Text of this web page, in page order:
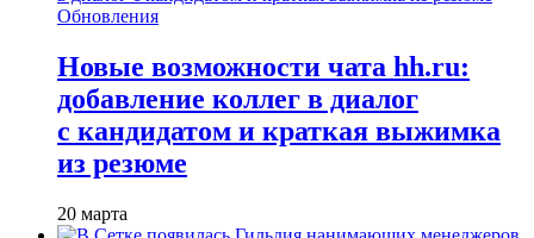
Обновления
Новые возможности чата hh.ru:
добавление коллег в диалог
с кандидатом и краткая выжимка
из резюме
20 марта